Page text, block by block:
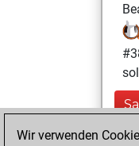
Wir verwenden